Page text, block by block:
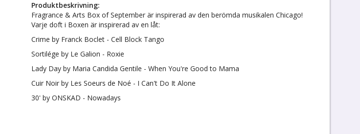
Produktbeskrivning:
Fragrance & Arts Box of September är inspirerad av den berömda musikalen Chicago!
Varje doft i Boxen är inspirerad av en låt:
Crime by Franck Boclet - Cell Block Tango
Sortilége by Le Galion - Roxie
Lady Day by Maria Candida Gentile - When You're Good to Mama
Cuir Noir by Les Soeurs de Noé - I Can't Do It Alone
30' by ONSKAD - Nowadays